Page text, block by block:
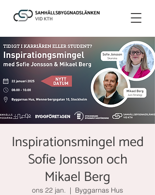
Inspirationsmingel med
Sofie Jonsson och
Mikael Berg
ons 22 jan.
  |
Byggarnas Hus